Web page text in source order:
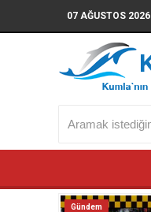
07 AĞUSTOS 2026
Gündem